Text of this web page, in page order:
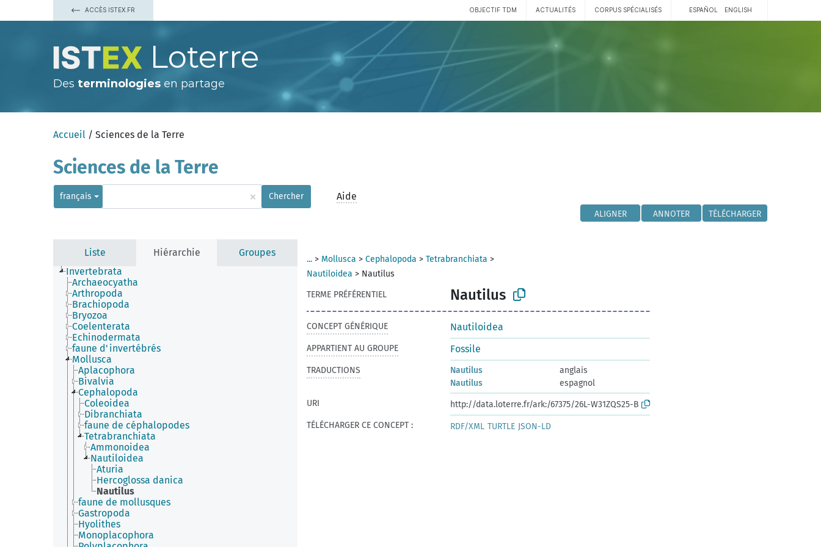
ACCÈS ISTEX.FR OBJECTIF TDM ACTUALITÉS CORPUS SPÉCIALISÉS ESPAÑOL ENGLISH
Loterre
Des terminologies en partage
Accueil / Sciences de la Terre
Sciences de la Terre
français × Chercher Aide
ALIGNER ANNOTER TÉLÉCHARGER
Liste Hiérarchie
Groupes
Invertebrata
Archaeocyatha
Arthropoda
Brachiopoda
Bryozoa
Coelenterata
Echinodermata
faune d'invertébrés
Mollusca
Aplacophora
Bivalvia
Cephalopoda
Coleoidea
Dibranchiata
faune de céphalopodes
Tetrabranchiata
Ammonoidea
Nautiloidea
Aturia
Hercoglossa danica
Nautilus
faune de mollusques
Gastropoda
Hyolithes
Monoplacophora
... > Mollusca > Cephalopoda > Tetrabranchiata >
Nautiloidea > Nautilus
TERME PRÉFÉRENTIEL
Nautilus
CONCEPT GÉNÉRIQUE Nautiloidea
APPARTIENT AU GROUPE Fossile
TRADUCTIONS Nautilus
anglais
Nautilus
espagnol
URI
http://data.loterre.fr/ark:/67375/26L-W31ZQS25-B
TÉLÉCHARGER CE CONCEPT :
RDF/XML TURTLE JSON-LD